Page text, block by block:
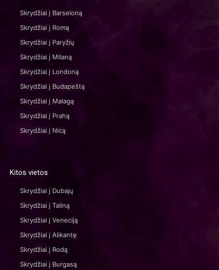
Skrydžiai į Barseloną
Skrydžiai į Romą
Skrydžiai į Paryžių
Skrydžiai į Milaną
Skrydžiai į Londoną
Skrydžiai į Budapeštą
Skrydžiai į Malagą
Skrydžiai į Prahą
Skrydžiai į Nicą
Kitos vietos
Skrydžiai į Dubajų
Skrydžiai į Taliną
Skrydžiai į Veneciją
Skrydžiai į Alikantę
Skrydžiai į Rodą
Skrydžiai į Burgasą